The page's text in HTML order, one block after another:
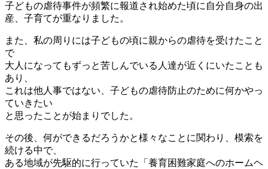
子どもの虐待事件が頻繁に報道され始めた頃に自分自身の出
産、子育てが重なりました。
また、私の周りには子どもの頃に親からの虐待を受けたこと
で
大人になってもずっと苦しんでいる人達が近くにいたことも
あり、
これは他人事ではない、子どもの虐待防止のために何かやっ
ていきたい
と思ったことが始まりでした。
その後、何ができるだろうかと様々なことに関わり、模索を
続ける中で、
ある地域が先駆的に行っていた「養育困難家庭へのホームヘ